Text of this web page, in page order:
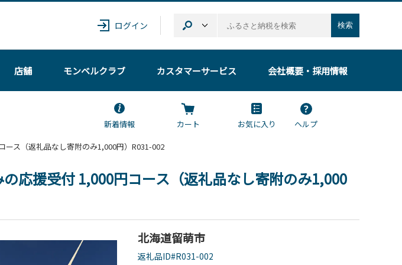
ログイン 検索
店舗 モンベルクラブ カスタマーサービス 会社概要・採用情報
新着情報 カート お気に入り
ヘルプ
ス（返礼品なし寄附のみ1,000円）R031-002
応援受付 1,000円コース（返礼品なし寄附のみ1,000
北海道留萌市
返礼品ID#R031-002